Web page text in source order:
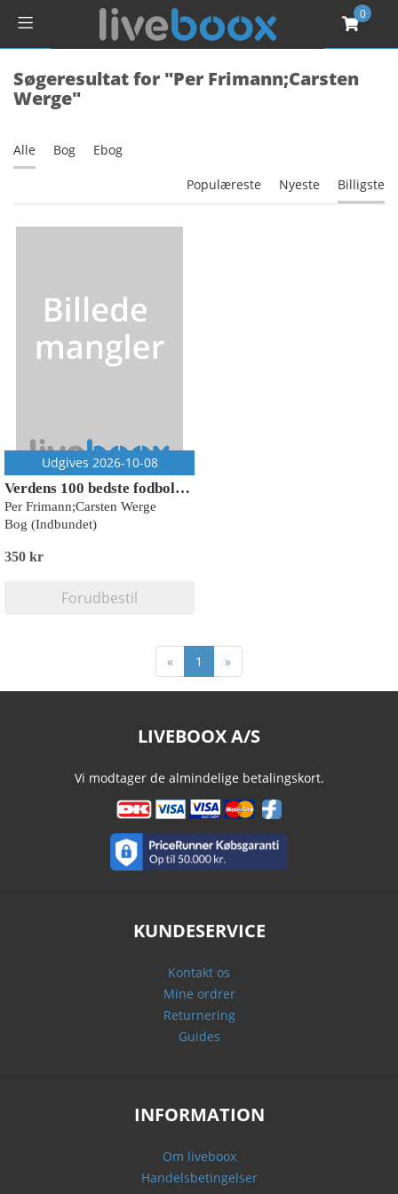
0
Søgeresultat for "Per Frimann;Carsten
Werge"
Alle Bog Ebog
Populæreste Nyeste Billigste
Udgives 2026-10-08
Verdens 100 bedste fodboldspillere 2026
Per Frimann;Carsten Werge
Bog (Indbundet)
350 kr
Forudbestil
« 1 »
LIVEBOOX A/S
Vi modtager de almindelige betalingskort.
KUNDESERVICE
Kontakt os
Mine ordrer
Returnering
Guides
INFORMATION
Om liveboox
Handelsbetingelser